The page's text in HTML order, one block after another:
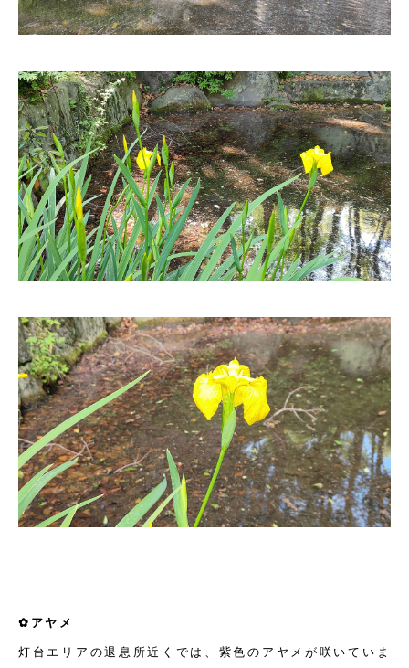
✿アヤメ
灯台エリアの退息所近くでは、紫色のアヤメが咲いていま